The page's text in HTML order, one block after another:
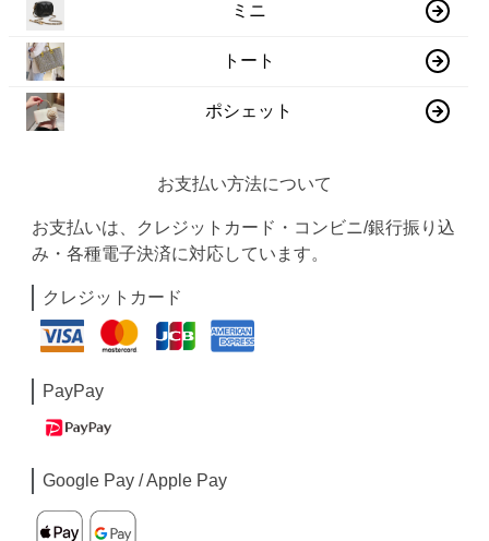
ミニ
トート
ポシェット
お支払い方法について
お支払いは、クレジットカード・コンビニ/銀行振り込
み・各種電子決済に対応しています。
クレジットカード
PayPay
Google Pay / Apple Pay